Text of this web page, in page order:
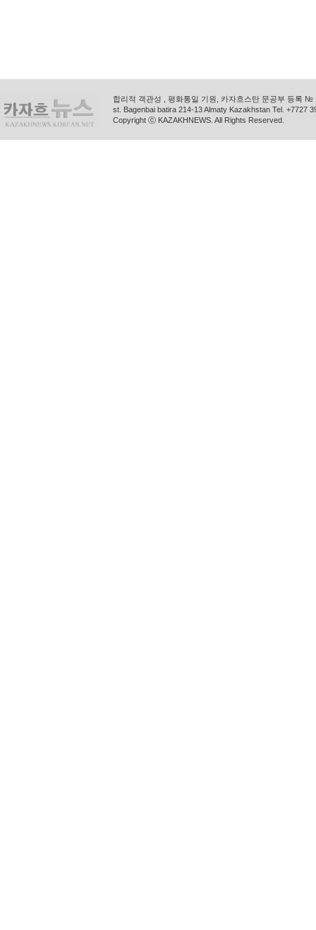
합리적 객관성 , 평화통일 기원, 카자흐스탄 문공부 등록
st. Bagenbai batira 214-13 Almaty Kazakhstan Tel. +7727
Copyright ⓒ KAZAKHNEWS. All Rights Reserved.